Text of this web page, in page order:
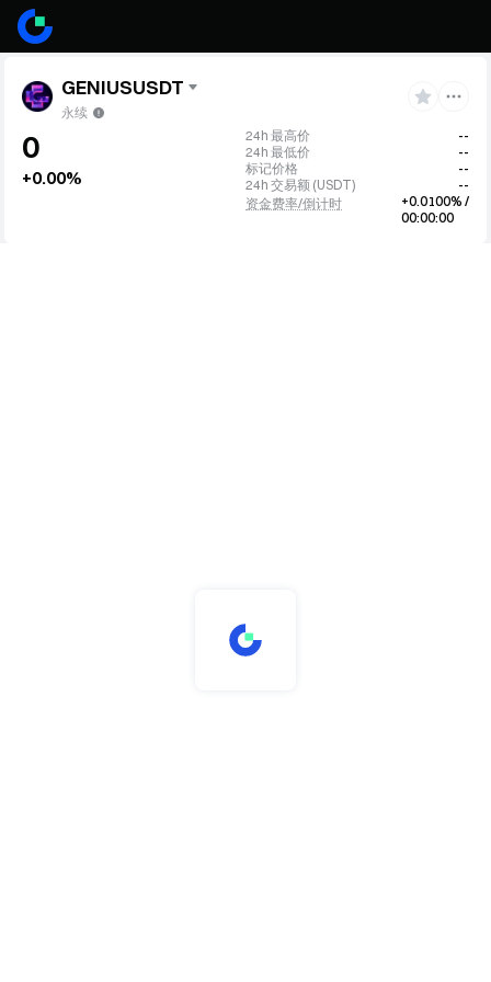
GENIUSUSDT
永续
0
+0.00%
24h 最高价
--
24h 最低价
--
标记价格
--
24h 交易额 (USDT)
--
资金费率/倒计时
+0.0100% /
00:00:00